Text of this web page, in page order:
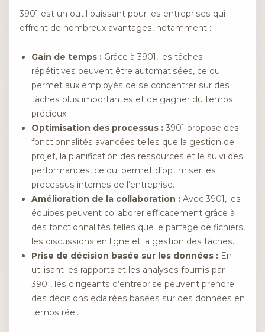
3901 est un outil puissant pour les entreprises qui
offrent de nombreux avantages, notamment :
Gain de temps : Grâce à 3901, les tâches
répétitives peuvent être automatisées, ce qui
permet aux employés de se concentrer sur des
tâches plus importantes et de gagner du temps
précieux.
Optimisation des processus : 3901 propose des
fonctionnalités avancées telles que la gestion de
projet, la planification des ressources et le suivi des
performances, ce qui permet d’optimiser les
processus internes de l’entreprise.
Amélioration de la collaboration : Avec 3901, les
équipes peuvent collaborer efficacement grâce à
des fonctionnalités telles que le partage de fichiers,
les discussions en ligne et la gestion des tâches.
Prise de décision basée sur les données : En
utilisant les rapports et les analyses fournis par
3901, les dirigeants d’entreprise peuvent prendre
des décisions éclairées basées sur des données en
temps réel.